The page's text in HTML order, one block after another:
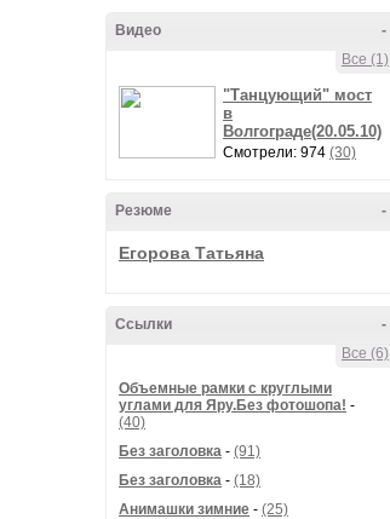
-
Видео
Все (1)
"Танцующий" мост
в
Волгограде(20.05.10)
Смотрели: 974 (30)
-
Резюме
Егорова Татьяна
-
Ссылки
Все (6)
Объемные рамки с круглыми
углами для Яру.Без фотошопа! -
(40)
Без заголовка - (91)
Без заголовка - (18)
Анимашки зимние - (25)